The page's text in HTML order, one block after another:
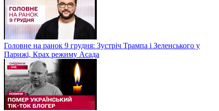
Головне на ранок 9 грудня: Зустріч Трампа і Зеленського у
Парижі, Крах режиму Асада